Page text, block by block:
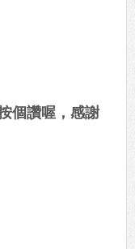
個讚喔，感謝